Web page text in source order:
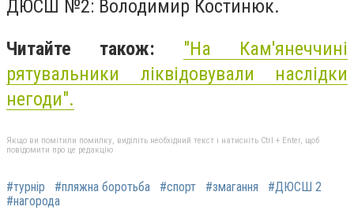
ДЮСШ №2: Володимир Костинюк.
Читайте також: "На Кам'янеччині
рятувальники ліквідовували наслідки
негоди".
Якщо ви помітили помилку, виділіть необхідний текст і натисніть Ctrl + Enter, щоб
повідомити про це редакцію
#турнір #пляжна боротьба #спорт #змагання
#ДЮСШ 2
#нагорода